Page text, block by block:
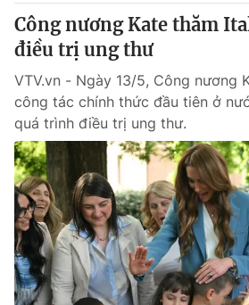
Công nương Kate thăm
điều trị ung thư
VTV.vn - Ngày 13/5, Công nương
công tác chính thức đầu tiên ở
quá trình điều trị ung thư.